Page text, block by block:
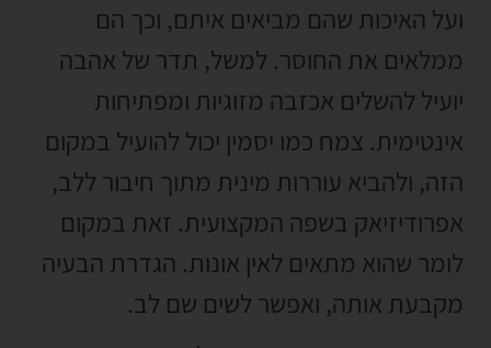
ועל האיכות שהם מביאים איתם, וכך הם
ממלאים את החוסר. למשל, תדר של אהבה
יועיל להשלים אכזבה מזוגיות ומפתיחות
אינטימית. צמח כמו יסמין יכול להועיל במקום
הזה, ולהביא עוררות מינית מתוך חיבור ללב,
אפרודיזיאק בשפה המקצועית. זאת במקום
לומר שהוא מתאים לאין אונות. הגדרת הבעיה
מקבעת אותה, ואפשר לשים שם לב.